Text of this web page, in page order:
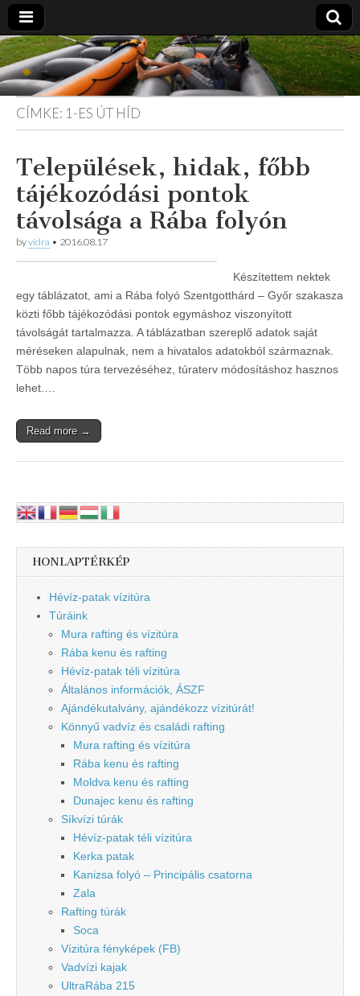
Vidra
Vízitúra
… vízitúra
szervezés,
vadvíz,
kajakoktatás,
kajak-kenu
bolt,
CÍMKE: 1-ES ÚT HÍD
Települések, hidak, főbb
tájékozódási pontok
távolsága a Rába folyón
byvidra • 2016.08.17
Készítettem nektek
egy táblázatot, ami a Rába folyó Szentgotthárd – Győr szakasza
közti főbb tájékozódási pontok egymáshoz viszonyított
távolságát tartalmazza. A táblázatban szereplő adatok saját
méréseken alapulnak, nem a hivatalos adatokból származnak.
Több napos túra tervezéséhez, túraterv módosításhoz hasznos
lehet.…
Read more →
HONLAPTÉRKÉP
Hévíz-patak vízitúra
Túráink
Mura rafting és vízitúra
Rába kenu és rafting
Hévíz-patak téli vízitúra
Általános információk, ÁSZF
Ajándékutalvány, ajándékozz vízitúrát!
Könnyű vadvíz és családi rafting
Mura rafting és vízitúra
Rába kenu és rafting
Moldva kenu és rafting
Dunajec kenu és rafting
Síkvízi túrák
Hévíz-patak téli vízitúra
Kerka patak
Kanizsa folyó – Principális csatorna
Zala
Rafting túrák
Soca
Vízitúra fényképek (FB)
Vadvízi kajak
UltraRába 215